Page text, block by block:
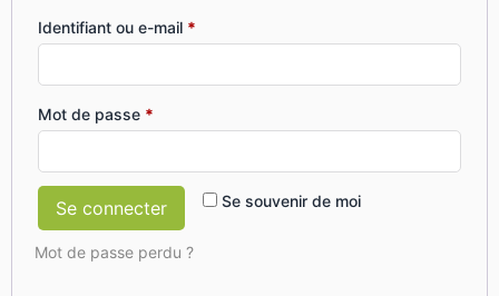
Identifiant ou e-mail *
Mot de passe *
Se souvenir de moi
Se connecter
Mot de passe perdu ?